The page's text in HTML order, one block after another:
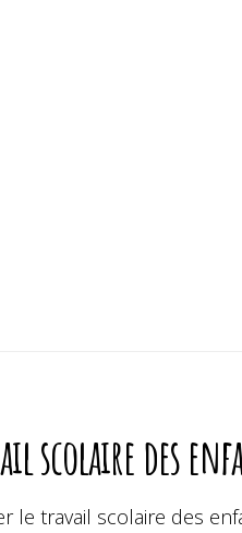
des
le travail scolaire des